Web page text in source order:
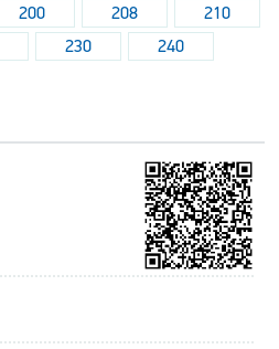
200 208
210
230 240